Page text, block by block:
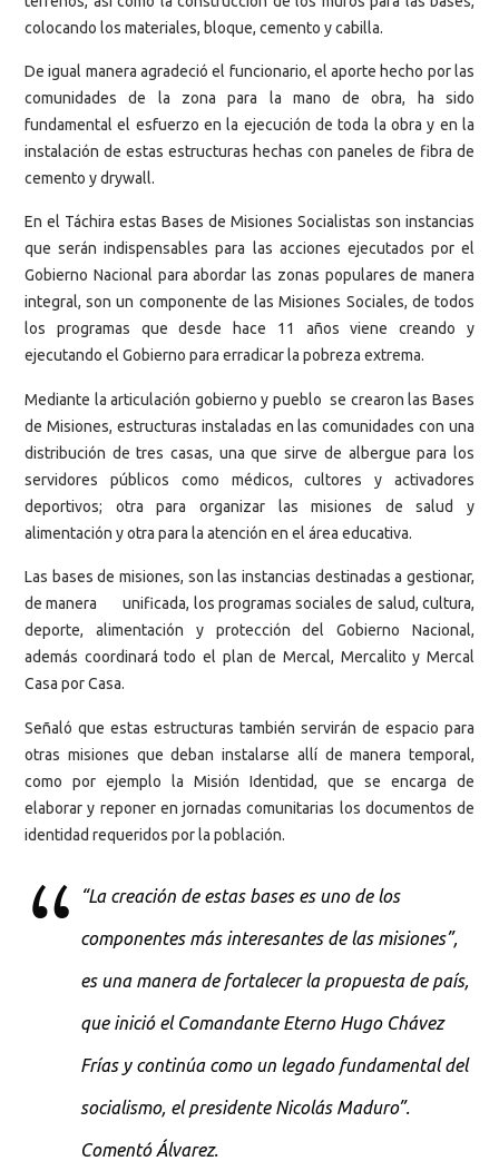
colocando los materiales, bloque, cemento y cabilla.
De igual manera agradeció el funcionario, el aporte hecho por las
comunidades de la zona para la mano de obra, ha sido
fundamental el esfuerzo en la ejecución de toda la obra y en la
instalación de estas estructuras hechas con paneles de fibra de
cemento y drywall.
En el Táchira estas Bases de Misiones Socialistas son instancias
que serán indispensables para las acciones ejecutados por el
Gobierno Nacional para abordar las zonas populares de manera
integral, son un componente de las Misiones Sociales, de todos
los programas que desde hace 11 años viene creando y
ejecutando el Gobierno para erradicar la pobreza extrema.
Mediante la articulación gobierno y pueblo se crearon las Bases
de Misiones, estructuras instaladas en las comunidades con una
distribución de tres casas, una que sirve de albergue para los
servidores públicos como médicos, cultores y activadores
deportivos; otra para organizar las misiones de salud y
alimentación y otra para la atención en el área educativa.
Las bases de misiones, son las instancias destinadas a gestionar,
de manera unificada, los programas sociales de salud, cultura,
deporte, alimentación y protección del Gobierno Nacional,
además coordinará todo el plan de Mercal, Mercalito y Mercal
Casa por Casa.
Señaló que estas estructuras también servirán de espacio para
otras misiones que deban instalarse allí de manera temporal,
como por ejemplo la Misión Identidad, que se encarga de
elaborar y reponer en jornadas comunitarias los documentos de
identidad requeridos por la población.
“La creación de estas bases es uno de los
componentes más interesantes de las misiones”,
es una manera de fortalecer la propuesta de país,
que inició el Comandante Eterno Hugo Chávez
Frías y continúa como un legado fundamental del
socialismo, el presidente Nicolás Maduro”.
Comentó Álvarez.